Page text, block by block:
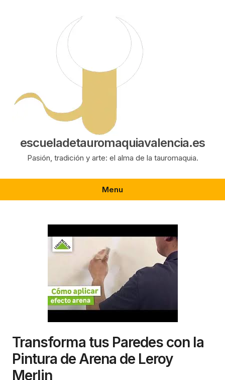
escueladetauromaquiavalencia.es
Pasión, tradición y arte: el alma de la tauromaquia.
Menu
Transforma tus Paredes con la
Pintura de Arena de Leroy
Merlin